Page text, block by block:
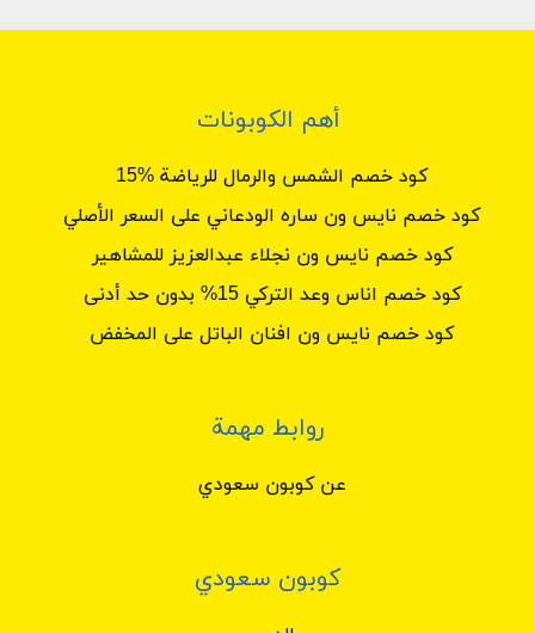
أهم الكوبونات
كود خصم الشمس والرمال للرياضة %15
كود خصم نايس ون ساره الودعاني على السعر الأصلي
كود خصم نايس ون نجلاء عبدالعزيز للمشاهير
كود خصم اناس وعد التركي 15% بدون حد أدنى
كود خصم نايس ون افنان الباتل على المخفض
روابط مهمة
عن كوبون سعودي
كوبون سعودي